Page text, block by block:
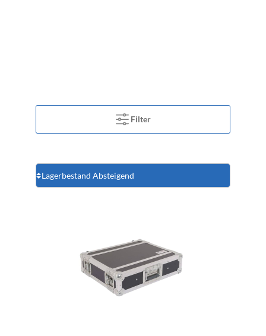
Filter